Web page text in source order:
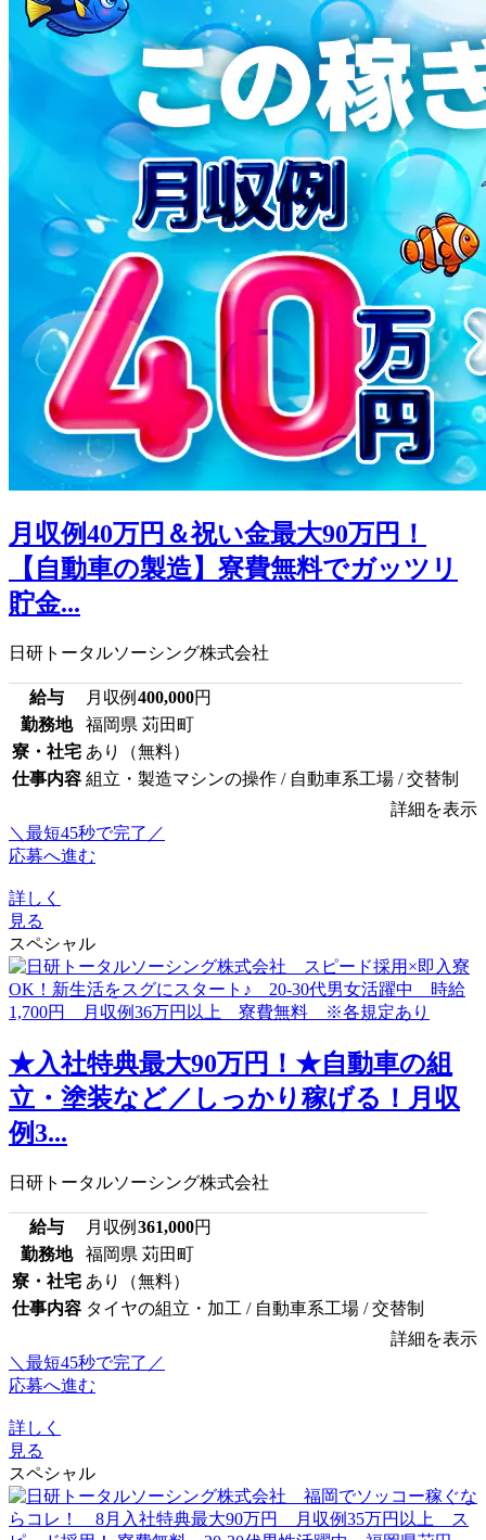
月収例40万円＆祝い金最大90万円！
【自動車の製造】寮費無料でガッツリ
貯金...
日研トータルソーシング株式会社
給与 月収例 400,000円
勤務地
福岡県 苅田町
寮・社宅 あり（無料）
仕事内容 組立・製造マシンの操作 / 自動車系工場 / 交替制
詳細を表示
＼最短45秒で完了／
応募へ進む
詳しく
見る
スペシャル
★入社特典最大90万円！★自動車の組
立・塗装など／しっかり稼げる！月収
例3...
日研トータルソーシング株式会社
給与 月収例 361,000円
勤務地
福岡県 苅田町
寮・社宅 あり（無料）
仕事内容 タイヤの組立・加工 / 自動車系工場 / 交替制
詳細を表示
＼最短45秒で完了／
応募へ進む
詳しく
見る
スペシャル